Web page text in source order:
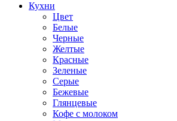
Кухни
Цвет
Белые
Черные
Желтые
Красные
Зеленые
Серые
Бежевые
Глянцевые
Кофе с молоком